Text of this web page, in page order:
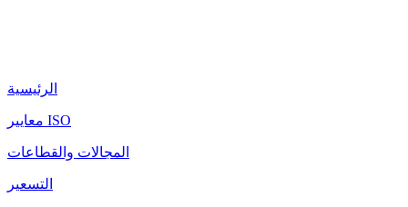
الرئيسية
معايير ISO
المجالات والقطاعات
التسعير